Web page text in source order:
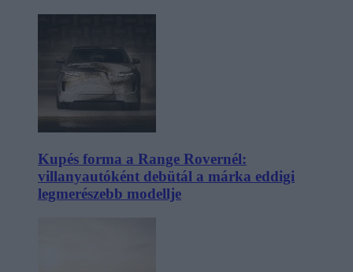
Kupés forma a Range Rovernél:
villanyautóként debütál a márka eddigi
legmerészebb modellje